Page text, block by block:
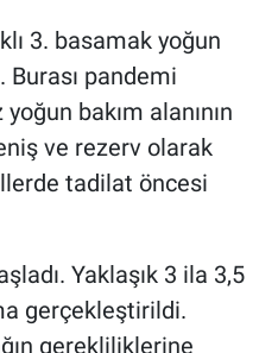
3. basamak yoğun
Burası pandemi
bakım alanının
ve rezerv olarak
tadilat öncesi
Yaklaşık 3 ila 3,5
gerçekleştirildi.
gerekliliklerine